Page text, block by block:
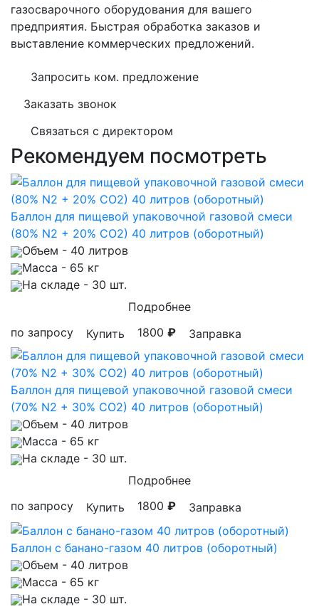
газосварочного оборудования для вашего
предприятия. Быстрая обработка заказов и
выставление коммерческих предложений.
Запросить ком. предложение
Заказать звонок
Связаться с директором
Рекомендуем посмотреть
Баллон для пищевой упаковочной газовой смеси
(80% N2 + 20% CO2) 40 литров (оборотный)
Объем - 40 литров
Масса - 65 кг
На складе - 30 шт.
Подробнее
по запросу
Купить 1800 ₽ Заправка
Баллон для пищевой упаковочной газовой смеси
(70% N2 + 30% CO2) 40 литров (оборотный)
Объем - 40 литров
Масса - 65 кг
На складе - 30 шт.
Подробнее
по запросу
Купить 1800 ₽ Заправка
Баллон с банано-газом 40 литров (оборотный)
Объем - 40 литров
Масса - 65 кг
На складе - 30 шт.